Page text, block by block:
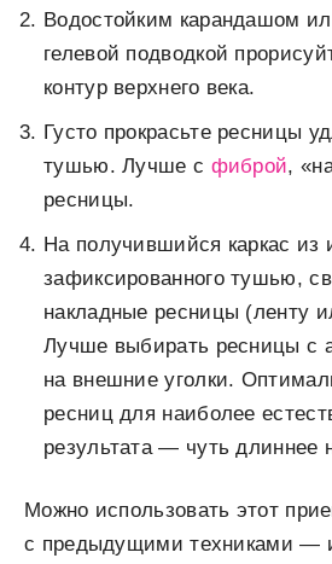
Водостойким карандашом
гелевой подводкой
контур верхнего века.
Густо прокрасьте ресницы
тушью. Лучше с фиброй,
ресницы.
На получившийся каркас из
зафиксированного тушью,
накладные ресницы (ленту
Лучше выбирать ресницы с
на внешние уголки.
ресниц для наиболее
результата — чуть длиннее
Можно использовать этот
с предыдущими техниками —